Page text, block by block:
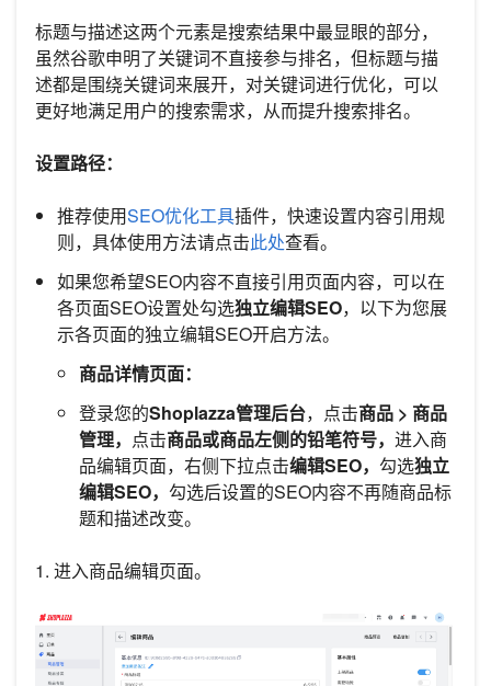
标题与描述这两个元素是搜索结果中最显眼的部分，
虽然谷歌申明了关键词不直接参与排名，但标题与描
述都是围绕关键词来展开，对关键词进行优化，可以
更好地满足用户的搜索需求，从而提升搜索排名。
设置路径：
推荐使用SEO优化工具插件，快速设置内容引用规
则，具体使用方法请点击此处查看。
如果您希望SEO内容不直接引用页面内容，可以在
各页面SEO设置处勾选独立编辑SEO，以下为您展
示各页面的独立编辑SEO开启方法。
商品详情页面：
登录您的Shoplazza管理后台，点击商品 > 商品
管理， 点击商品或商品左侧的铅笔符号， 进入商
品编辑页面，右侧下拉点击编辑SEO， 勾选独立
编辑SEO， 勾选后设置的SEO内容不再随商品标
题和描述改变。
1. 进入商品编辑页面。